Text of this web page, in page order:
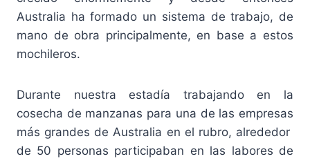
Australia ha formado un sistema de trabajo, de
mano de obra principalmente, en base a estos
mochileros.
Durante nuestra estadía trabajando en la
cosecha de manzanas para una de las empresas
más grandes de Australia en el rubro, alrededor
de 50 personas participaban en las labores de